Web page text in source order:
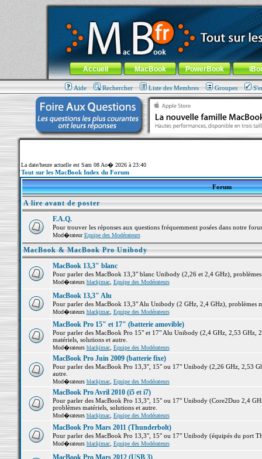
MacBook-fr.com : 100% Apple... 100% nomade !
Aller au contenu-Aller au menu général-Aller au menu de
Menu général
Accueil MacBook PowerBook
Aide Rechercher Liste des Membres Groupes
La date/heure actuelle est Sam 08 Ao� 2026 à 23:40
Tout sur les MacBook Index du Forum
Forum
A lire avant de poster
F.A.Q.
Pour trouver les réponses aux questions fréquemment posées dans notre
Mod�rateurEquipe des Modérateurs
MacBook & MacBook Pro Unibody
MacBook 13,3" blanc
Pour parler des MacBook 13,3" blanc Unibody (2,26 et 2,4 GHz),
Mod�rateurs blackjmac, Equipe des Modérateurs
MacBook 13,3" Alu
Pour parler des MacBook 13,3" Alu Unibody (2 GHz, 2,4 GHz), problèmes
Mod�rateurs blackjmac, Equipe des Modérateurs
MacBook Pro 15" et 17" (batterie amovible)
Pour parler des MacBook Pro 15" et 17" Alu Unibody (2,4 GHz, 2,53 GHz,
matériels, solutions et autre.
Mod�rateurs blackjmac, Equipe des Modérateurs
MacBook Pro Juin 2009 (batterie fixe)
Pour parler des MacBook Pro 13,3", 15" ou 17" Unibody (2,26 GHz, 2,53
autre.
Mod�rateurs blackjmac, Equipe des Modérateurs
MacBook Pro Avril 2010 (i5 et i7)
Pour parler des MacBook Pro 13,3", 15" ou 17" Unibody (Core2Duo 2,4
problèmes matériels, solutions et autre.
Mod�rateurs blackjmac, Equipe des Modérateurs
MacBook Pro Mars 2011 (Thunderbolt)
Pour parler des MacBook Pro 13,3", 15" ou 17" Unibody (équipés du port
Mod�rateurs blackjmac, Equipe des Modérateurs
MacBook Pro Mars 2012 (USB 3)